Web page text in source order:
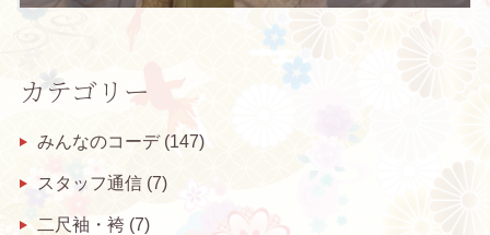
カテゴリー
みんなのコーデ(147)
スタッフ通信(7)
二尺袖・袴 (7)